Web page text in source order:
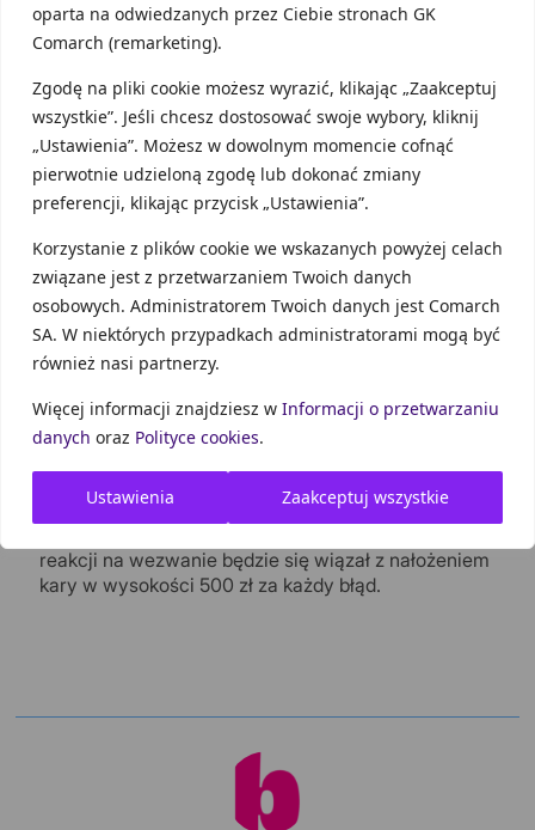
oparta na odwiedzanych przez Ciebie stronach GK
Comarch (remarketing).
Zgodę na pliki cookie możesz wyrazić, klikając „Zaakceptuj
wszystkie”. Jeśli chcesz dostosować swoje wybory, kliknij
„Ustawienia”. Możesz w dowolnym momencie cofnąć
pierwotnie udzieloną zgodę lub dokonać zmiany
preferencji, klikając przycisk „Ustawienia”.
Korzystanie z plików cookie we wskazanych powyżej celach
związane jest z przetwarzaniem Twoich danych
osobowych. Administratorem Twoich danych jest Comarch
SA. W niektórych przypadkach administratorami mogą być
również nasi partnerzy.
Więcej informacji znajdziesz w Informacji o przetwarzaniu
danych oraz Polityce cookies.
Ustawienia Zaakceptuj wszystkie
GTU – o czym musi pamiętać
Obowiązek klasyfikacji swojej działalności w
ramach kodów GTU spoczywa na przedsiębiorcy.
Aplikacja Comarch Betterfly daje możliwość
przypisywania domyślnych kodów do produktów i
kontrahentów, jednak trzeba pamiętać, że
ostateczna ocena ich prawidłowości powinna
należeć zawsze do przedsiębiorcy
Podatnik, który nie wyśleJPKlub umieści w nim
nieprawidłowe dane musi mieć świadomość, że
naraża się w ten sposób na odpowiedzialność za
W przypadku błędów w pliku JPK przewidziano kary
uzna, że dany błąd „uniemożliwia przeprowadzenie
weryfikacji prawidłowości transakcji”, wezwie
reakcji na wezwanie będzie się wiązał z nałożeniem
kary w wysokości 500 zł za każdy błąd.